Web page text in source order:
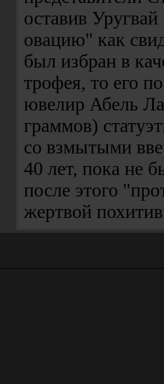
оставив
овацию" как
был избран в
трофея, то его
ювелир Абель
граммов)
со взмытыми
40 лет, пока не
после этого
жертвой